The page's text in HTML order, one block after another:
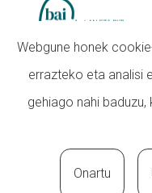
Webgune honek
errazteko eta analisi
gehiago nahi baduzu,
Onartu